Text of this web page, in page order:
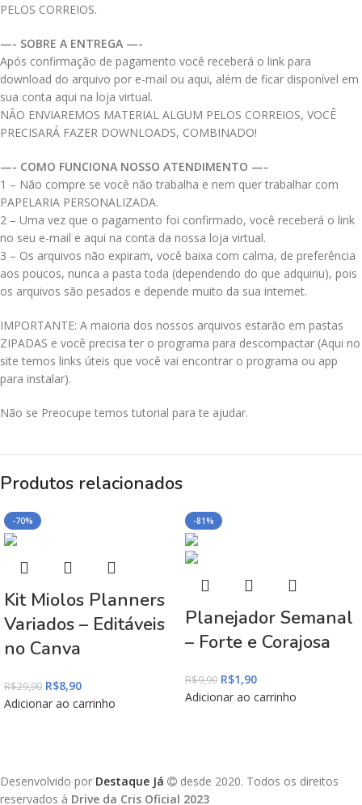
PELOS CORREIOS.
—- SOBRE A ENTREGA —-
Após confirmação de pagamento você receberá o link para
download do arquivo por e-mail ou aqui, além de ficar disponível em
sua conta aqui na loja virtual.
NÃO ENVIAREMOS MATERIAL ALGUM PELOS CORREIOS, VOCÊ
PRECISARÁ FAZER DOWNLOADS, COMBINADO!
—- COMO FUNCIONA NOSSO ATENDIMENTO —-
1 – Não compre se você não trabalha e nem quer trabalhar com
PAPELARIA PERSONALIZADA.
2 – Uma vez que o pagamento foi confirmado, você receberá o link
no seu e-mail e aqui na conta da nossa loja virtual.
3 – Os arquivos não expiram, você baixa com calma, de preferência
aos poucos, nunca a pasta toda (dependendo do que adquiriu), pois
os arquivos são pesados e depende muito da sua internet.
IMPORTANTE: A maioria dos nossos arquivos estarão em pastas
ZIPADAS e você precisa ter o programa para descompactar (Aqui no
site temos links úteis que você vai encontrar o programa ou app
para instalar).
Não se Preocupe temos tutorial para te ajudar.
Produtos relacionados
-70%
Kit Miolos Planners
Variados – Editáveis
no Canva
R$29,90 R$8,90
Adicionar ao carrinho
-81%
Planejador Semanal
– Forte e Corajosa
R$9,90 R$1,90
Adicionar ao carrinho
Desenvolvido por Destaque Já
desde 2020. Todos os direitos
reservados à Drive da Cris Oficial 2023